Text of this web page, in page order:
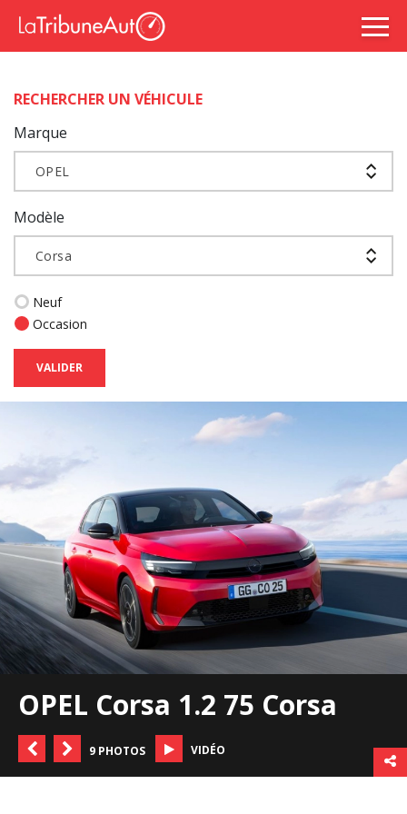
RECHERCHER UN VÉHICULE
Marque
OPEL
Modèle
Corsa
Neuf
Occasion
VALIDER
OPEL Corsa 1.2 75 Corsa
9 PHOTOS VIDÉO